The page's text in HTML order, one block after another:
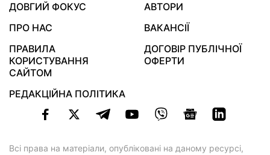
ДОВГИЙ ФОКУС
АВТОРИ
ПРО НАС
ВАКАНСІЇ
ПРАВИЛА
КОРИСТУВАННЯ
САЙТОМ
ДОГОВІР ПУБЛІЧНОЇ
ОФЕРТИ
РЕДАКЦІЙНА ПОЛІТИКА
Всі права на матеріали, опубліковані на даному ресурсі,